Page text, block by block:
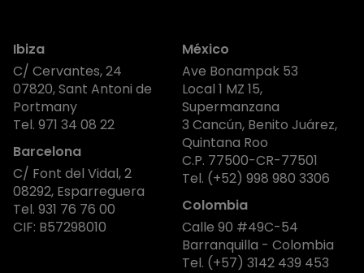
Ibiza
C/ Cervantes, 24
07820, Sant Antoni de
Portmany
Tel. 971 34 08 22
Barcelona
C/ Font del Vidal, 2
08292, Esparreguera
Tel. 931 76 76 00
CIF: B57298010
México
Ave Bonampak 53
Local 1 MZ 15,
Supermanzana
3 Cancún, Benito Juárez,
Quintana Roo
C.P. 77500-CR-77501
Tel. (+52) 998 980 3306
Colombia
Calle 90 #49C-54
Barranquilla - Colombia
Tel. (+57) 3142 439 453